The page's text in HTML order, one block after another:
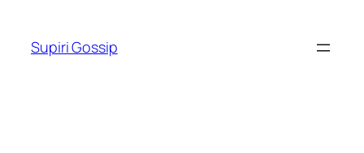
content
Supiri Gossip